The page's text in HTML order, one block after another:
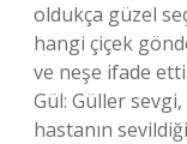
oldukça güzel
hangi çiçek
ve neşe ifade
Gül: Güller
hastanın